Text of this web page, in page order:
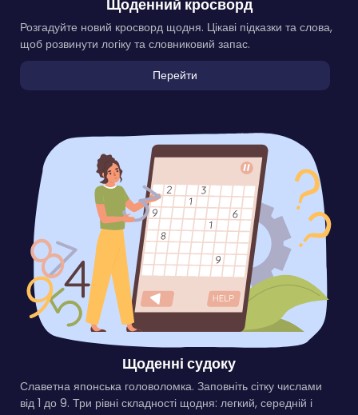
Щоденний кросворд
Розгадуйте новий кросворд щодня. Цікаві підказки та слова,
щоб розвинути логіку та словниковий запас.
Перейти
Щоденні судоку
Славетна японська головоломка. Заповніть сітку числами
від 1 до 9. Три рівні складності щодня: легкий, середній і